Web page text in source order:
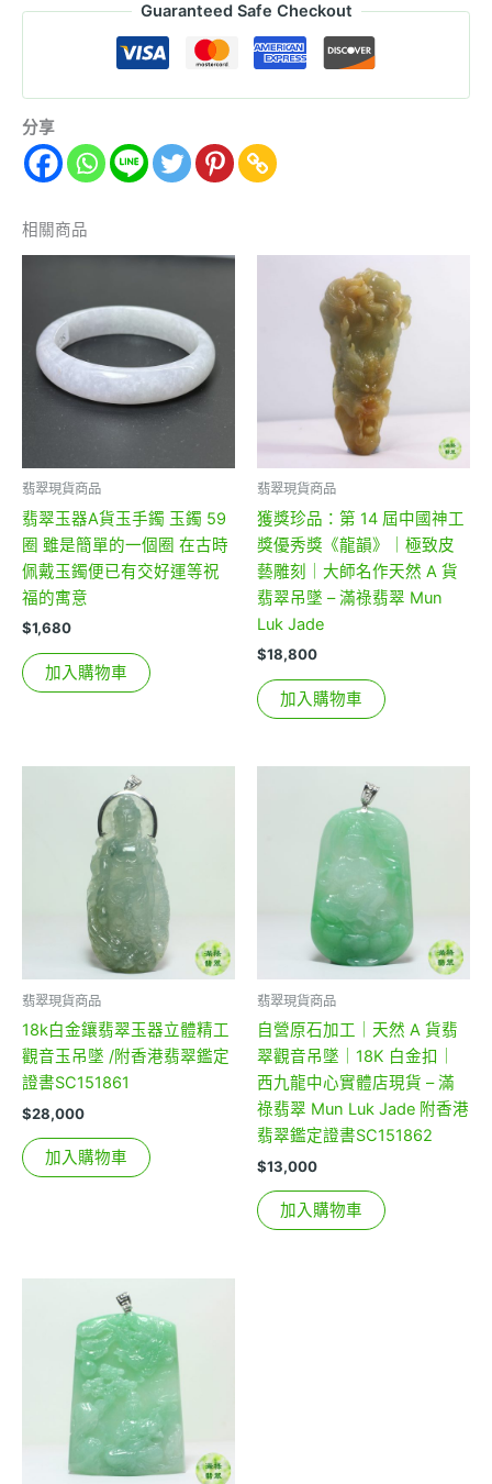
Guaranteed Safe Checkout
分享
相關商品
翡翠現貨商品
翡翠玉器A貨玉手鐲 玉鐲 59
圈 雖是簡單的一個圈 在古時
佩戴玉鐲便已有交好運等祝
福的寓意
$1,680
加入購物車
翡翠現貨商品
獲獎珍品：第 14 屆中國神工
獎優秀獎《龍韻》｜極致皮
藝雕刻｜大師名作天然 A 貨
翡翠吊墜 – 滿祿翡翠 Mun
Luk Jade
$18,800
加入購物車
翡翠現貨商品
18k白金鑲翡翠玉器立體精工
觀音玉吊墜 /附香港翡翠鑑定
證書SC151861
$28,000
加入購物車
翡翠現貨商品
自營原石加工｜天然 A 貨翡
翠觀音吊墜｜18K 白金扣｜
西九龍中心實體店現貨 – 滿
祿翡翠 Mun Luk Jade 附香港
翡翠鑑定證書SC151862
$13,000
加入購物車